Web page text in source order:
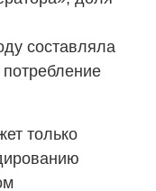
составляла
только